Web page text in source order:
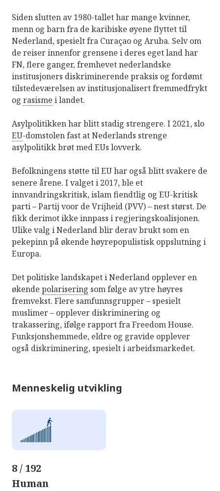
Siden slutten av 1980-tallet har mange kvinner,
menn og barn fra de karibiske øyene flyttet til
Nederland, spesielt fra Curaçao og Aruba. Selv om
de reiser innenfor grensene i deres eget land har
FN, flere ganger, fremhevet nederlandske
institusjoners diskriminerende praksis og fordømt
tilstedeværelsen av institusjonalisert fremmedfrykt
og rasisme i landet.
Asylpolitikken har blitt stadig strengere. I 2021, slo
EU-domstolen fast at Nederlands strenge
asylpolitikk brøt med EUs lovverk.
Befolkningens støtte til EU har også blitt svakere de
senere årene. I valget i 2017, ble et
innvandringskritisk, islam fiendtlig og EU-kritisk
parti – Partij voor de Vrijheid (PVV) – nest størst. De
fikk derimot ikke innpass i regjeringskoalisjonen.
Ulike valg i Nederland blir derav brukt som en
pekepinn på økende høyrepopulistisk oppslutning i
Europa.
Det politiske landskapet i Nederland opplever en
økende polarisering som følge av ytre høyres
fremvekst. Flere samfunnsgrupper – spesielt
muslimer – opplever diskriminering og
trakassering, ifølge rapport fra Freedom House.
Funksjonshemmede, eldre og gravide opplever
også diskriminering, spesielt i arbeidsmarkedet.
Menneskelig utvikling
8 / 192
Human